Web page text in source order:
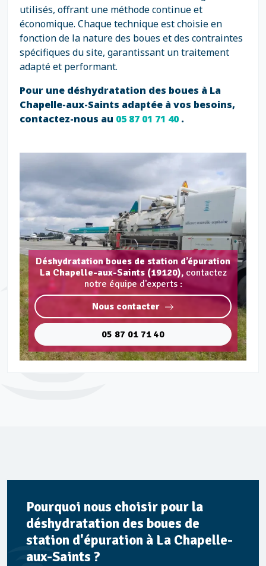
utilisés, offrant une méthode continue et
économique. Chaque technique est choisie en
fonction de la nature des boues et des contraintes
spécifiques du site, garantissant un traitement
adapté et performant.
Pour une déshydratation des boues à La
Chapelle-aux-Saints adaptée à vos besoins,
contactez-nous au 05 87 01 71 40.
Déshydratation boues de station d’épuration
La Chapelle-aux-Saints (19120), contactez
notre équipe d'experts :
Nous contacter
05 87 01 71 40
Pourquoi nous choisir pour la
déshydratation des boues de
station d'épuration à La Chapelle-
aux-Saints ?